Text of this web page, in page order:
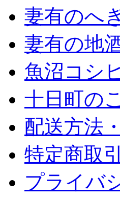
妻有のへ
妻有の地
魚沼コシ
十日町の
配送方法
特定商取
プライバ